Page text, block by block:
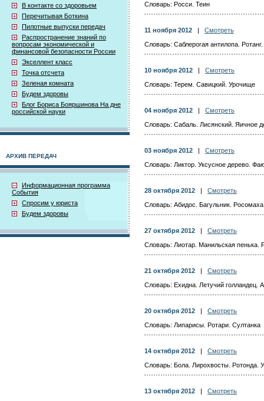
В контакте со здоровьем
Перечитывая Боткина
Пилотные выпуски передач
Распространение знаний по
вопросам экономической и
финансовой безопасности России
Экселлент класс
Точка отсчета
Зеленая комната
Будем здоровы
Блог Бориса Бояршинова На дне
российской науки
АРХИВ ПЕРЕДАЧ
Информационная программа
События
Спросим у юриста
Будем здоровы
Словарь: Росси. Теин
11 ноября 2012
Смотреть
Словарь: Саблерогая антилопа.
10 ноября 2012
Смотреть
Словарь: Терем. Савицкий. Урочище
04 ноября 2012
Смотреть
Словарь: Сабаль. Лисянский. Яичное
03 ноября 2012
Смотреть
Словарь: Ликтор. Уксусное дерево.
28 октября 2012
Смотреть
Словарь: Абидос. Багульник. Росомаха
27 октября 2012
Смотреть
Словарь: Лиотар. Манильская пенька.
21 октября 2012
Смотреть
Словарь: Ехидна. Летучий голландец.
20 октября 2012
Смотреть
Словарь: Липарисы. Ротари. Султанка
14 октября 2012
Смотреть
Словарь: Бола. Лирохвосты. Ротонда.
13 октября 2012
Смотреть